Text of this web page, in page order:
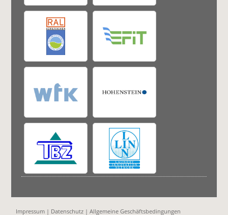
Impressum | Datenschutz |Allgemeine Geschäftsbedingungen